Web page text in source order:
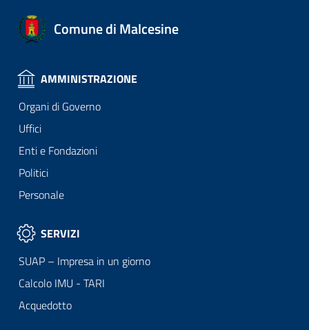
Comune di Malcesine
AMMINISTRAZIONE
Organi di Governo
Uffici
Enti e Fondazioni
Politici
Personale
SERVIZI
SUAP – Impresa in un giorno
Calcolo IMU - TARI
Acquedotto